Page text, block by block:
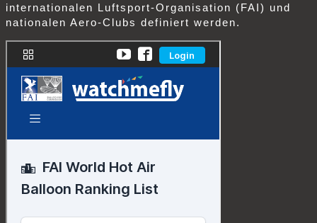
internationalen Luftsport‑Organisation (FAI) und
nationalen Aero‑Clubs definiert werden.